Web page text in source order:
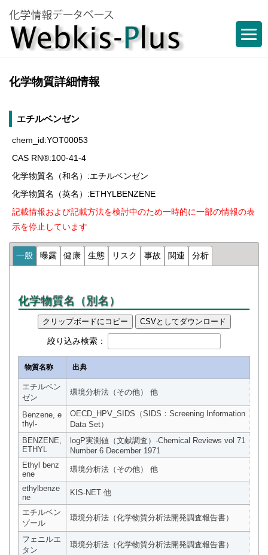
化学物質詳細情報
エチルベンゼン
chem_id:YOT00053
CAS RN®:100-41-4
化学物質名（和名）:エチルベンゼン
化学物質名（英名）:ETHYLBENZENE
記載情報および記載方法を検討中のため一時的に一部の情報の表
示を停止しています
一般 曝露 健康 生態 リスク 事故 関連 分析
化学物質名（別名）
クリップボードにコピー CSVとしてダウンロード
絞り込み検索：
物質名称 出典
エチルベン
ゼン
環境分析法（その他） 他
Benzene, e
thyl-
OECD_HPV_SIDS（SIDS：Screening Information
Data Set）
BENZENE,
ETHYL
logP実測値（文献調査）-Chemical Reviews vol 71
Number 6 December 1971
Ethyl benz
ene
環境分析法（その他） 他
ethylbenze
ne
KIS-NET 他
エチルベン
ゾール
環境分析法（化学物質分析法開発調査報告書）
フェニルエ
タン
環境分析法（化学物質分析法開発調査報告書）